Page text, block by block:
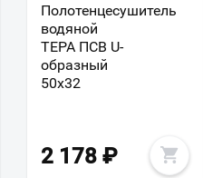
Полотенцесушитель
водяной
ТЕРА ПСВ U-
образный
50х32
2 178 ₽